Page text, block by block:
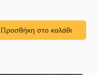
Προσθήκη στο καλάθι